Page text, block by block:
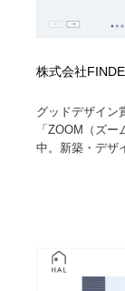
株式会社
グッドデザイン
「ZOOM（ズ
中。新築・デザ